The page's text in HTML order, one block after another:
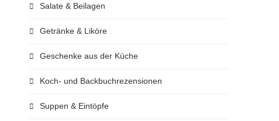
Salate & Beilagen
Getränke & Liköre
Geschenke aus der Küche
Koch- und Backbuchrezensionen
Suppen & Eintöpfe